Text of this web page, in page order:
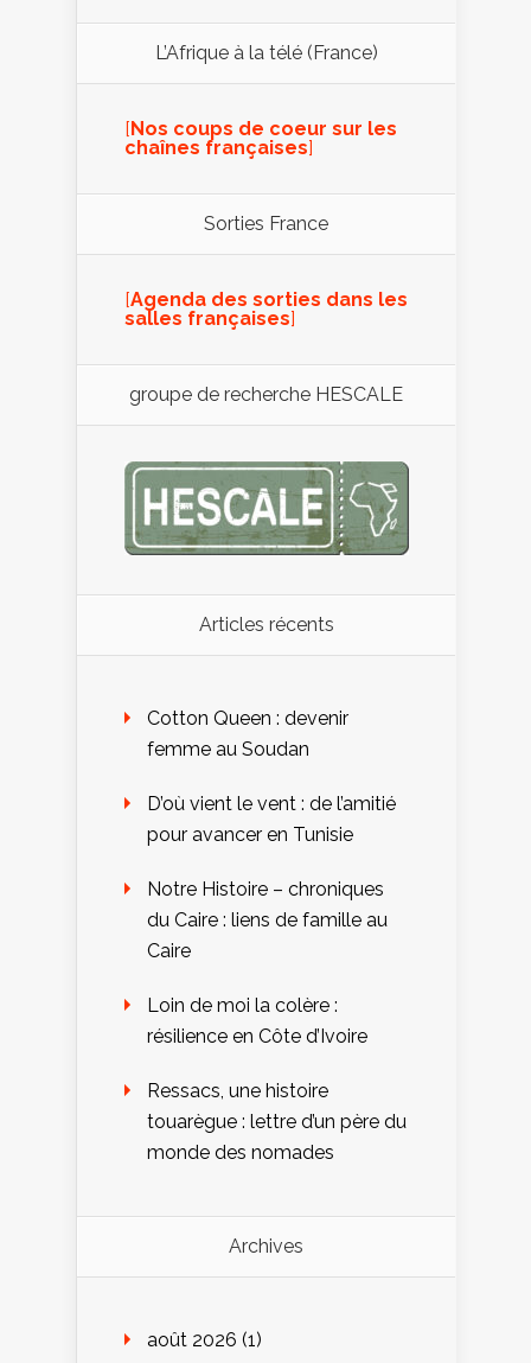
L’Afrique à la télé (France)
[Nos coups de coeur sur les
chaînes françaises]
Sorties France
[Agenda des sorties dans les
salles françaises]
groupe de recherche HESCALE
Articles récents
Cotton Queen : devenir
femme au Soudan
D’où vient le vent : de l’amitié
pour avancer en Tunisie
Notre Histoire – chroniques
du Caire : liens de famille au
Caire
Loin de moi la colère :
résilience en Côte d’Ivoire
Ressacs, une histoire
touarègue : lettre d’un père du
monde des nomades
Archives
août 2026 (1)